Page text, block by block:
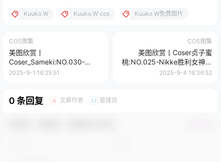
Kuuko W Kuuko W cos Kuuko W免费图片
COS图集
美图欣赏丨
Coser_Sameki:NO.030-
Inugami Korone[34P-
2025-9-1 16:25:51
COS图集
美图欣赏丨Coser贞子蜜
桃:NO.025-Nikke胜利女神 D
杀手妻子[74P-1V-2.76G]
2025-9-4 16:36:52
0 条回复 A 文章作者 M 管理员